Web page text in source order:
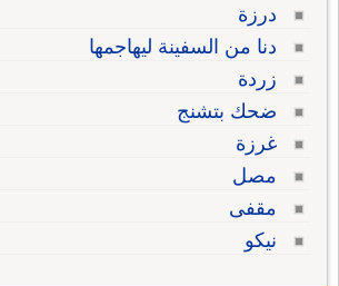
درزة
دنا من السفينة ليهاجمها
زردة
ضحك بتشنج
غرزة
مصل
مقفى
نيكو